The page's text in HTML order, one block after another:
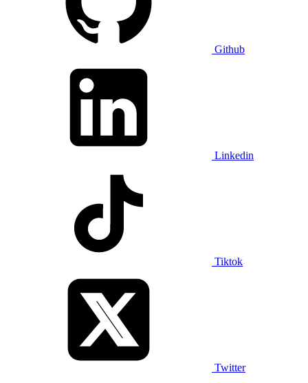
Github
Linkedin
Tiktok
Twitter